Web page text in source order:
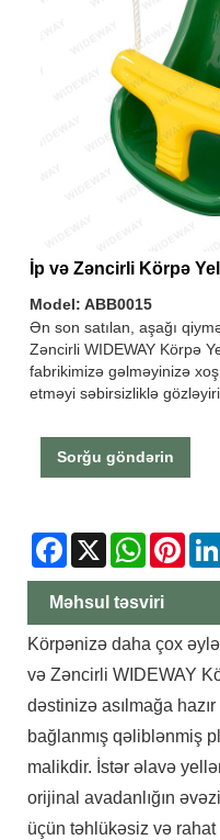
İp və Zəncirli Körpə
Model: ABB0015
Ən son satılan, aşağı
Zəncirli WIDEWAY Körpə
fabrikimizə gəlməyinizə
etməyi səbirsizliklə
Sorğu göndərin
Facebook
X
Məhsul təsviri
Körpənizə daha çox
və Zəncirli WIDEWAY
dəstinizə asılmağa
bağlanmış qəliblənmiş
malikdir. İstər əlavə
orijinal avadanlığın
üçün təhlükəsiz və